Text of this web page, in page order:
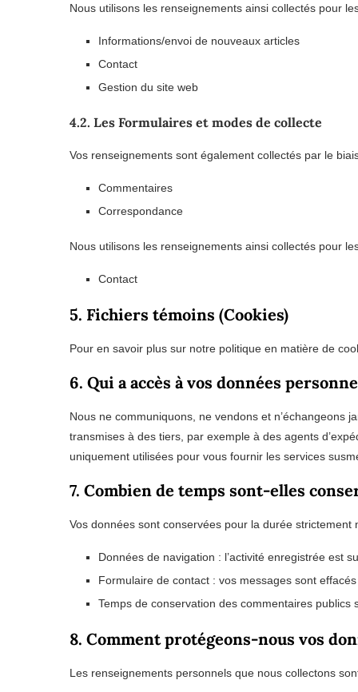
Nous utilisons les renseignements ainsi collectés pour
Informations/envoi de nouveaux articles
Contact
Gestion du site web
4.2. Les Formulaires et modes de collecte
Vos renseignements sont également collectés par le
Commentaires
Correspondance
Nous utilisons les renseignements ainsi collectés pour
Contact
5. Fichiers témoins (Cookies)
Pour en savoir plus sur notre politique en matière de
6. Qui a accès à vos données
Nous ne communiquons, ne vendons et n’échangeons
transmises à des tiers, par exemple à des agents
uniquement utilisées pour vous fournir les services
7. Combien de temps sont-elles
Vos données sont conservées pour la durée
Données de navigation : l’activité enregistrée est
Formulaire de contact : vos messages sont
Temps de conservation des commentaires publics
8. Comment protégeons-nous vos
Les renseignements personnels que nous collectons